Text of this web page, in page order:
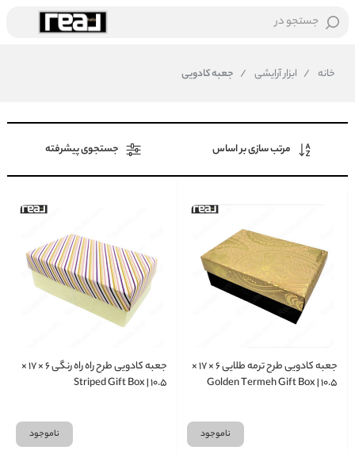
جستجو در
خانه / ابزار آرایشی / جعبه کادویی
مرتب سازی بر اساس جستجوی پیشرفته
جعبه کادویی طرح ترمه طلایی ۶ × ۱۷ ×
۱۰.۵ | Golden Termeh Gift Box
ناموجود
جعبه کادویی طرح راه‌ راه رنگی ۶ × ۱۷ ×
۱۰.۵ | Striped Gift Box
ناموجود